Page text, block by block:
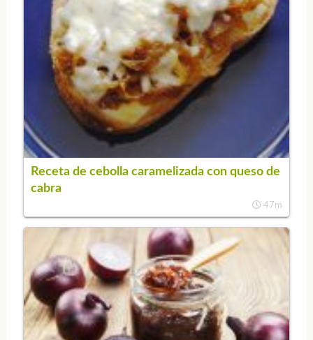
Receta de cebolla caramelizada con queso de
cabra
47m